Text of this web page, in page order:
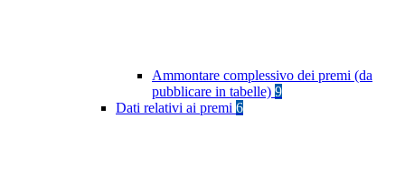
Ammontare complessivo dei premi (da
pubblicare in tabelle) 9
Dati relativi ai premi 6